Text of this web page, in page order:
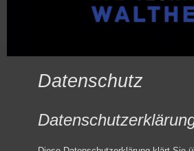
Datenschutz